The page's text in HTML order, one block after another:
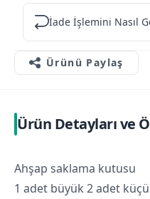
İade İşlemini Nasıl
Ürünü Paylaş
Ürün Detayları ve
Ahşap saklama kutusu
1 adet büyük 2 adet